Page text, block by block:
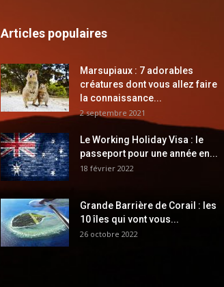
Articles populaires
Marsupiaux : 7 adorables
créatures dont vous allez faire
la connaissance...
2 septembre 2021
Le Working Holiday Visa : le
passeport pour une année en...
18 février 2022
Grande Barrière de Corail : les
10 îles qui vont vous...
26 octobre 2022